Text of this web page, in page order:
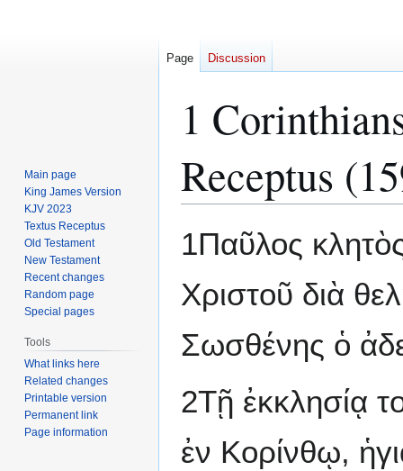
1
Receptus
1Παῦλος
Χριστοῦ διὰ
Σωσθένης ὁ
2Τῇ ἐκκλησίᾳ
ἐν Κορίνθῳ,
Page Discussion
Main page
King James Version
KJV 2023
Textus Receptus
Old Testament
New Testament
Recent changes
Random page
Special pages
Tools
What links here
Related changes
Printable version
Permanent link
Page information